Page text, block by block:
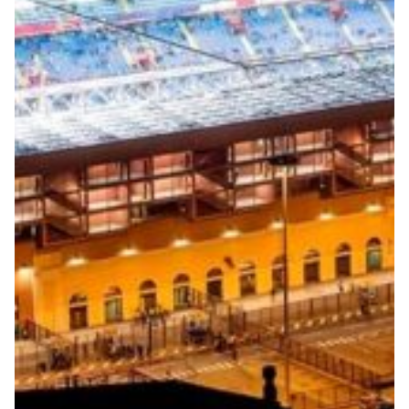
Summer Sale
Mare
Accessori
Party
Outlet
Helan x Genoa
Isolani x Genoa
Gift Card Online Store